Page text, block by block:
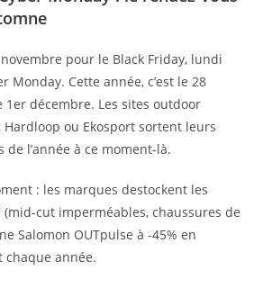
pour le Black Friday, lundi
Monday. Cette année, c’est le 28
1er décembre. Les sites outdoor
Hardloop ou Ekosport sortent leurs
de l’année à ce moment-là.
: les marques destockent les
(mid-cut imperméables, chaussures de
Salomon OUTpulse à -45% en
chaque année.